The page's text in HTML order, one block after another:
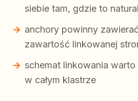
siebie tam, gdzie to
anchory powinny
zawartość linkowanej
schemat linkowania
w całym klastrze